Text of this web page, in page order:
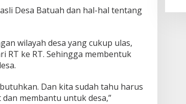
Desa Batuah dan hal-hal tentang
wilayah desa yang cukup ulas,
RT ke RT. Sehingga membentuk
Dan kita sudah tahu harus
membantu untuk desa,”